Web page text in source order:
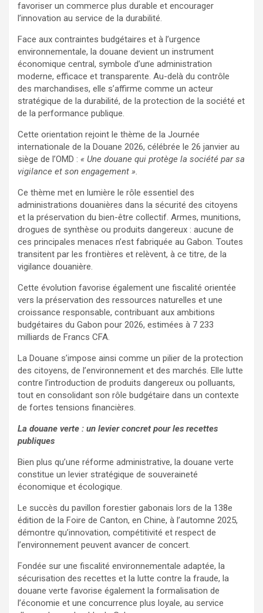
favoriser un commerce plus durable et encourager
l’innovation au service de la durabilité.
Face aux contraintes budgétaires et à l’urgence
environnementale, la douane devient un instrument
économique central, symbole d’une administration
moderne, efficace et transparente. Au-delà du contrôle
des marchandises, elle s’affirme comme un acteur
stratégique de la durabilité, de la protection de la société et
de la performance publique.
Cette orientation rejoint le thème de la Journée
internationale de la Douane 2026, célébrée le 26 janvier au
siège de l’OMD : « Une douane qui protège la société par sa
vigilance et son engagement ».
Ce thème met en lumière le rôle essentiel des
administrations douanières dans la sécurité des citoyens
et la préservation du bien-être collectif. Armes, munitions,
drogues de synthèse ou produits dangereux : aucune de
ces principales menaces n’est fabriquée au Gabon. Toutes
transitent par les frontières et relèvent, à ce titre, de la
vigilance douanière.
Cette évolution favorise également une fiscalité orientée
vers la préservation des ressources naturelles et une
croissance responsable, contribuant aux ambitions
budgétaires du Gabon pour 2026, estimées à 7 233
milliards de Francs CFA.
La Douane s’impose ainsi comme un pilier de la protection
des citoyens, de l’environnement et des marchés. Elle lutte
contre l’introduction de produits dangereux ou polluants,
tout en consolidant son rôle budgétaire dans un contexte
de fortes tensions financières.
La douane verte : un levier concret pour les recettes
publiques
Bien plus qu’une réforme administrative, la douane verte
constitue un levier stratégique de souveraineté
économique et écologique.
Le succès du pavillon forestier gabonais lors de la 138e
édition de la Foire de Canton, en Chine, à l’automne 2025,
démontre qu’innovation, compétitivité et respect de
l’environnement peuvent avancer de concert.
Fondée sur une fiscalité environnementale adaptée, la
sécurisation des recettes et la lutte contre la fraude, la
douane verte favorise également la formalisation de
l’économie et une concurrence plus loyale, au service